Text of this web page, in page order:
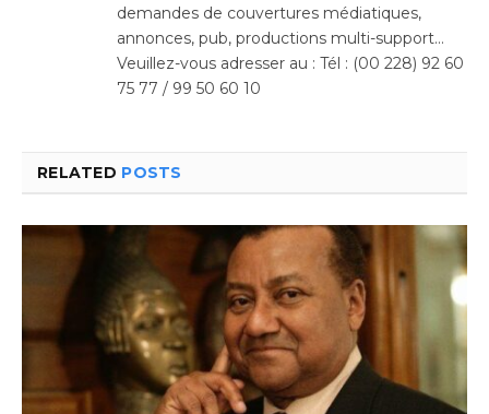
demandes de couvertures médiatiques,
annonces, pub, productions multi-support…
Veuillez-vous adresser au : Tél : (00 228) 92 60
75 77 / 99 50 60 10
RELATED POSTS